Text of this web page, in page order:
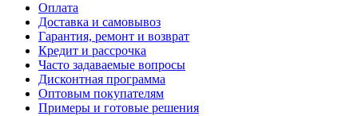
Оплата
Доставка и самовывоз
Гарантия, ремонт и возврат
Кредит и рассрочка
Часто задаваемые вопросы
Дисконтная программа
Оптовым покупателям
Примеры и готовые решения